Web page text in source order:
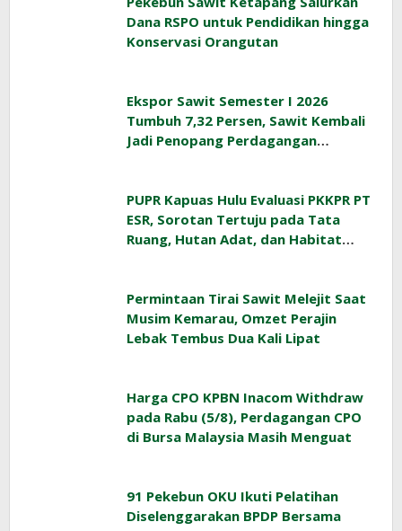
Dana RSPO untuk Pendidikan hingga
Konservasi Orangutan
Ekspor Sawit Semester I 2026
Tumbuh 7,32 Persen, Sawit Kembali
Jadi Penopang Perdagangan
PUPR Kapuas Hulu Evaluasi PKKPR PT
ESR, Sorotan Tertuju pada Tata
Ruang, Hutan Adat, dan Habitat
Permintaan Tirai Sawit Melejit Saat
Musim Kemarau, Omzet Perajin
Lebak Tembus Dua Kali Lipat
Harga CPO KPBN Inacom Withdraw
pada Rabu (5/8), Perdagangan CPO
di Bursa Malaysia Masih Menguat
91 Pekebun OKU Ikuti Pelatihan
Diselenggarakan BPDP Bersama